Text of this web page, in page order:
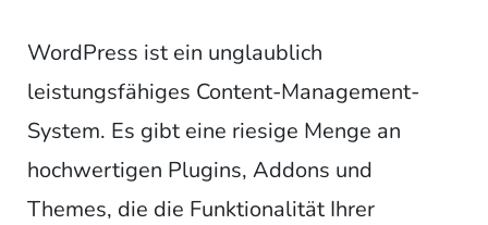
WordPress ist ein unglaublich
leistungsfähiges Content-Management-
System. Es gibt eine riesige Menge an
hochwertigen Plugins, Addons und
Themes, die die Funktionalität Ihrer